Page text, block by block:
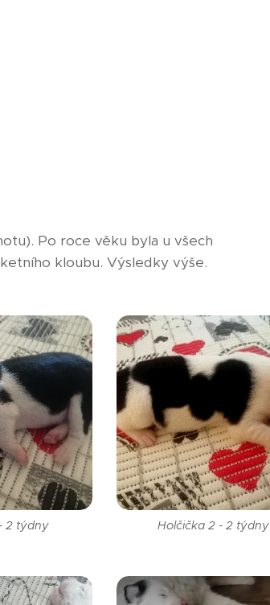
Po roce věku byla u všech
kloubu. Výsledky výše.
2 týdny Holčička 2 - 2 týdny